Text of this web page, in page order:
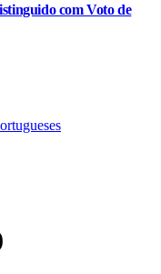
com Voto de